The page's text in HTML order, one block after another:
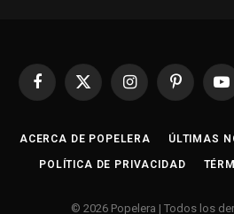
Facebook
X
InstagramPinterest
ACERCA DE POPELERA ÚLTIMAS
POLÍTICA DE PRIVACIDAD
© 2026 Popelera | Todos los